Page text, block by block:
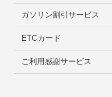
ガソリン割引サービス
ETCカード
ご利用感謝サービス